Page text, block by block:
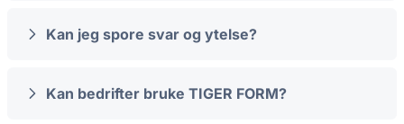
Kan jeg spore svar og ytelse?
Kan bedrifter bruke TIGER FORM?